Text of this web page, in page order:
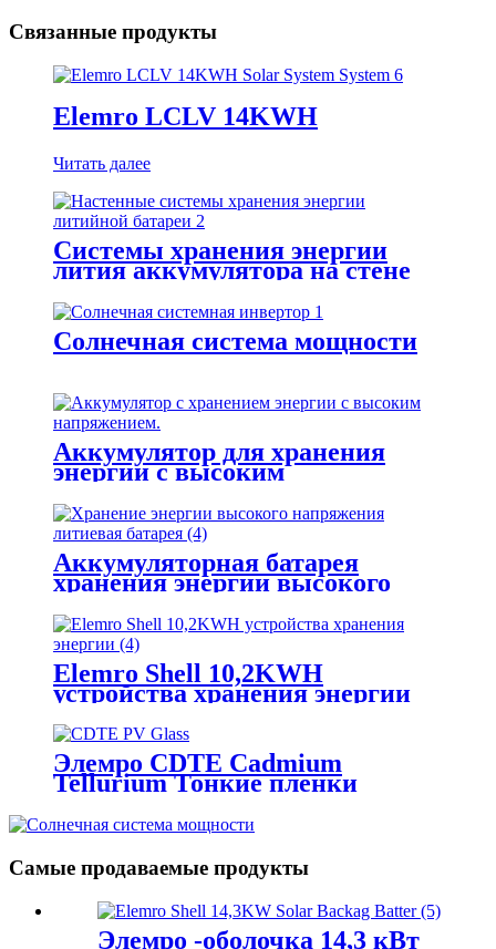
Связанные продукты
Elemro LCLV 14KWH
Читать далее
Системы хранения энергии
лития аккумулятора на стене
Солнечная система мощности
Аккумулятор для хранения
энергии с высоким
напряжением
Аккумуляторная батарея
хранения энергии высокого
напряжения
Elemro Shell 10,2KWH
устройства хранения энергии
Элемро CDTE Cadmium
Tellurium Тонкие пленки
проектов BIPV
Самые продаваемые продукты
Элемро -оболочка 14,3 кВт